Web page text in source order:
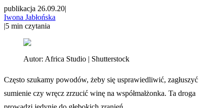
publikacja 26.09.20|
Iwona Jabłońska
|5 min czytania
Autor: Africa Studio | Shutterstock
Często szukamy powodów, żeby się usprawiedliwić, zagłuszyć
sumienie czy wręcz zrzucić winę na współmałżonka. Ta droga